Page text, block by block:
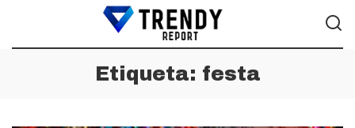
Etiqueta: festa